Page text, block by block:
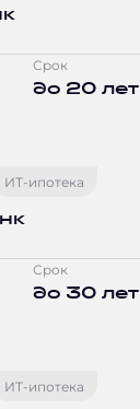
Срок
до 20 лет
ИТ-ипотека
Срок
до 30 лет
ИТ-ипотека